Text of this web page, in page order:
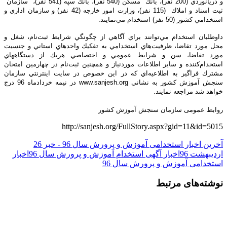
ثبت اسناد و املاك (115 نفر)، وزارت امور خارجه (42 نفر) و سازمان اداري و
استخدامي كشور (50 نفر) استخدام مي‌نمايند.
داوطلبان استخدام مي‌توانند براي آگاهي از چگونگي شرايط ثبت‌نام، شغل و
محل مورد تقاضا، ظرفيت‌هاي استخدامي به تفكيك واحدهاي استاني و جنسيت
مورد تقاضا، سن و شرايط عمومي و اختصاصي هريك از دستگاههاي
استخدام‌كننده و ساير اطلاعات موردنياز و همچنين ثبت‌نام در چهارمين امتحان
مشترك فراگير به اطلاعيه‌اي كه در اين خصوص در سايت اينترنتي سازمان
سنجش آموزش كشور به نشاني www.sanjesh.org در نيمه خردادماه 96 درج
خواهد شد مراجعه نمايند.
روابط عمومی سازمان سنجش آموزش کشور
http://sanjesh.org/FullStory.aspx?gid=11&id=5015
آخرین اخبار استخدامی آموزش و پرورش سال 96 - خبر 26
اردیبهشت 96
اخبار آگهی استخدام آموزش و پرورش سال 96
اخبار
استخدامی آموزش و پرورش سال 96
نوشته‌های مرتبط